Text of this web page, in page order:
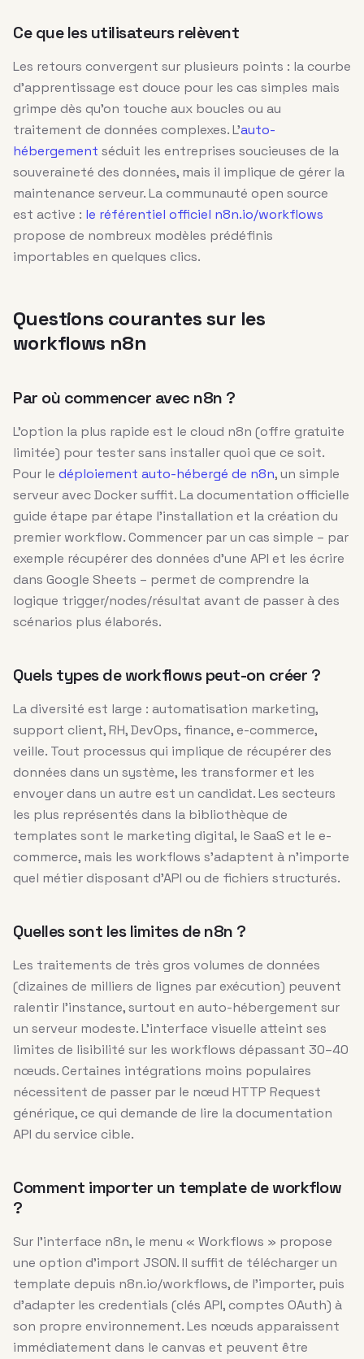
Ce que les utilisateurs relèvent
Les retours convergent sur plusieurs points : la courbe
d’apprentissage est douce pour les cas simples mais
grimpe dès qu’on touche aux boucles ou au
traitement de données complexes. L’auto-
hébergement séduit les entreprises soucieuses de la
souveraineté des données, mais il implique de gérer la
maintenance serveur. La communauté open source
est active : le référentiel officiel n8n.io/workflows
propose de nombreux modèles prédéfinis
importables en quelques clics.
Questions courantes sur les
workflows n8n
Par où commencer avec n8n ?
L’option la plus rapide est le cloud n8n (offre gratuite
limitée) pour tester sans installer quoi que ce soit.
Pour le déploiement auto-hébergé de n8n, un simple
serveur avec Docker suffit. La documentation officielle
guide étape par étape l’installation et la création du
premier workflow. Commencer par un cas simple – par
exemple récupérer des données d’une API et les écrire
dans Google Sheets – permet de comprendre la
logique trigger/nodes/résultat avant de passer à des
scénarios plus élaborés.
Quels types de workflows peut-on créer ?
La diversité est large : automatisation marketing,
support client, RH, DevOps, finance, e-commerce,
veille. Tout processus qui implique de récupérer des
données dans un système, les transformer et les
envoyer dans un autre est un candidat. Les secteurs
les plus représentés dans la bibliothèque de
templates sont le marketing digital, le SaaS et le e-
commerce, mais les workflows s’adaptent à n’importe
quel métier disposant d’API ou de fichiers structurés.
Quelles sont les limites de n8n ?
Les traitements de très gros volumes de données
(dizaines de milliers de lignes par exécution) peuvent
ralentir l’instance, surtout en auto-hébergement sur
un serveur modeste. L’interface visuelle atteint ses
limites de lisibilité sur les workflows dépassant 30–40
nœuds. Certaines intégrations moins populaires
nécessitent de passer par le nœud HTTP Request
générique, ce qui demande de lire la documentation
API du service cible.
Comment importer un template de workflow
?
Sur l’interface n8n, le menu « Workflows » propose
une option d’import JSON. Il suffit de télécharger un
template depuis n8n.io/workflows, de l’importer, puis
d’adapter les credentials (clés API, comptes OAuth) à
son propre environnement. Les nœuds apparaissent
immédiatement dans le canvas et peuvent être